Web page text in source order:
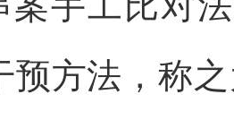
预方法，称